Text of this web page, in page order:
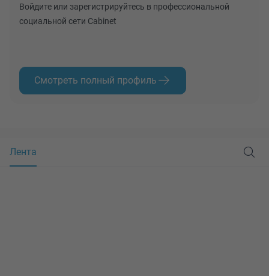
Войдите или зарегистрируйтесь в профессиональной
социальной сети Cabinet
Смотреть полный профиль
Лента